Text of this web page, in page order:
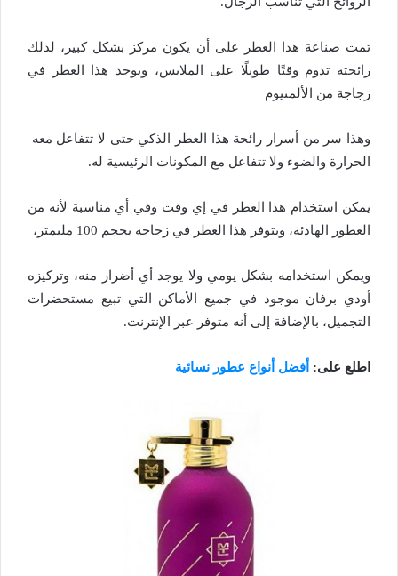
تمت صناعة هذا العطر على أن يكون مركز بشكل كبير، لذلك
رائحته تدوم وقتًا طويلًا على الملابس، ويوجد هذا العطر في
زجاجة من الألمنيوم
وهذا سر من أسرار رائحة هذا العطر الذكي حتى لا تتفاعل معه
الحرارة والضوء ولا تتفاعل مع المكونات الرئيسية له.
يمكن استخدام هذا العطر في إي وقت وفي أي مناسبة لأنه من
العطور الهادئة، ويتوفر هذا العطر في زجاجة بحجم 100 مليمتر،
ويمكن استخدامه بشكل يومي ولا يوجد أي أضرار منه، وتركيزه
أودي برفان موجود في جميع الأماكن التي تبيع مستحضرات
التجميل، بالإضافة إلى أنه متوفر عبر الإنترنت.
اطلع على: أفضل أنواع عطور نسائية